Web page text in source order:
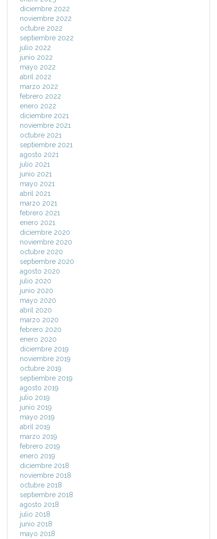
diciembre 2022
noviembre 2022
octubre 2022
septiembre 2022
julio 2022
junio 2022
mayo 2022
abril 2022
marzo 2022
febrero 2022
enero 2022
diciembre 2021
noviembre 2021
octubre 2021
septiembre 2021
agosto 2021
julio 2021
junio 2021
mayo 2021
abril 2021
marzo 2021
febrero 2021
enero 2021
diciembre 2020
noviembre 2020
octubre 2020
septiembre 2020
agosto 2020
julio 2020
junio 2020
mayo 2020
abril 2020
marzo 2020
febrero 2020
enero 2020
diciembre 2019
noviembre 2019
octubre 2019
septiembre 2019
agosto 2019
julio 2019
junio 2019
mayo 2019
abril 2019
marzo 2019
febrero 2019
enero 2019
diciembre 2018
noviembre 2018
octubre 2018
septiembre 2018
agosto 2018
julio 2018
junio 2018
mayo 2018